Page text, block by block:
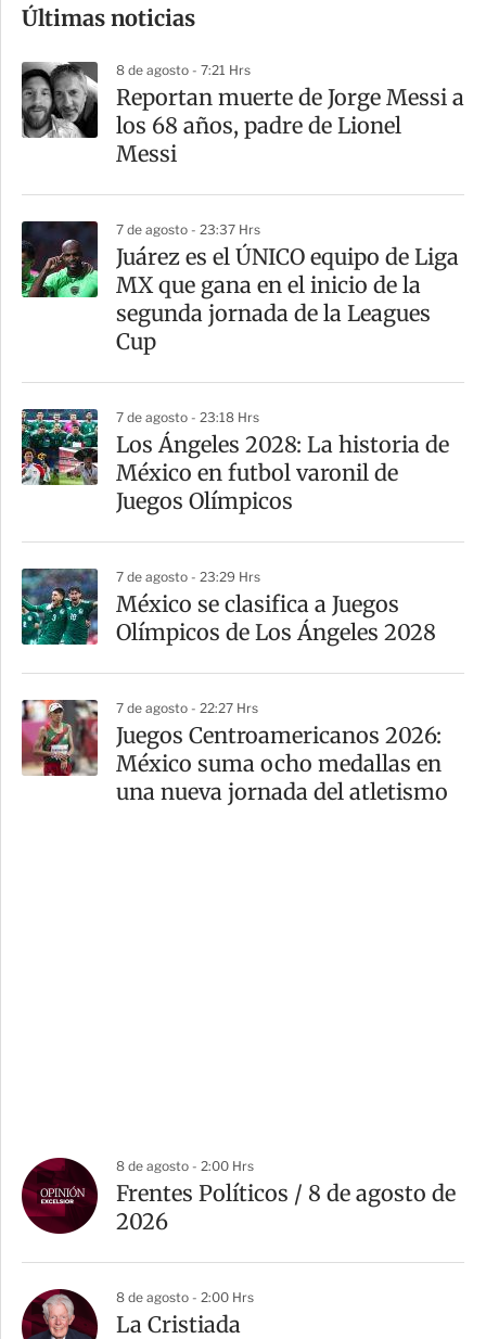
m
a
r
t
Últimas noticias
8 de agosto - 7:21 Hrs
Reportan muerte de Jorge Messi a
los 68 años, padre de Lionel
Messi
7 de agosto - 23:37 Hrs
Juárez es el ÚNICO equipo de Liga
MX que gana en el inicio de la
segunda jornada de la Leagues
Cup
7 de agosto - 23:18 Hrs
Los Ángeles 2028: La historia de
México en futbol varonil de
Juegos Olímpicos
7 de agosto - 23:29 Hrs
México se clasifica a Juegos
Olímpicos de Los Ángeles 2028
7 de agosto - 22:27 Hrs
Juegos Centroamericanos 2026:
México suma ocho medallas en
una nueva jornada del atletismo
8 de agosto - 2:00 Hrs
Frentes Políticos / 8 de agosto de
2026
8 de agosto - 2:00 Hrs
La Cristiada